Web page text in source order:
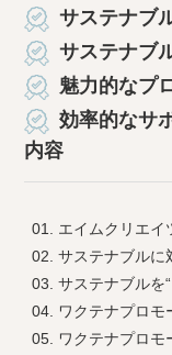
サステナブ
サステナブ
魅力的なプ
効率的なサ
内容
エイムクリエイ
サステナブルに
サステナブルを
ワクテナプロモ
ワクテナプロモ